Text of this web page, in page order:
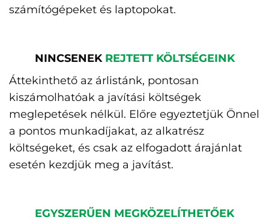
számítógépeket és laptopokat.
NINCSENEK REJTETT KÖLTSÉGEINK
Áttekinthető az árlistánk, pontosan
kiszámolhatóak a javítási költségek
meglepetések nélkül. Előre egyeztetjük Önnel
a pontos munkadíjakat, az alkatrész
költségeket, és csak az elfogadott árajánlat
esetén kezdjük meg a javítást.
EGYSZERŰEN MEGKÖZELÍTHETŐEK